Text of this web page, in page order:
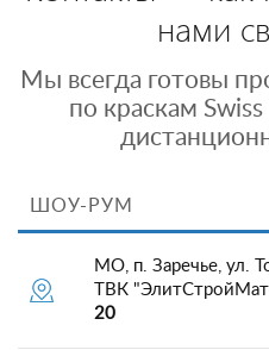
нами
Мы всегда готовы
по краскам
ШОУ-РУМ
МО, п. Заречье, ул.
ТВК
20